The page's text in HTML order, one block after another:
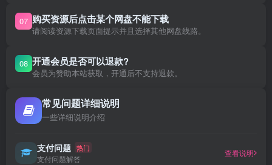
07 购买资源后点击某个网盘不能下载
请阅读资源下载页面提示并且选择其他网盘线路。
08 开通会员是否可以退款?
会员为赞助本站获取，开通后不支持退款。
常见问题详细说明
一些详细说明介绍
支付问题 热门
支付问题解答
查看说明